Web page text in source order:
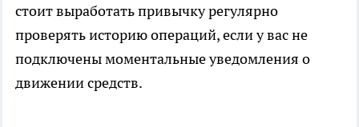
стоит выработать привычку регулярно
проверять историю операций, если у вас не
подключены моментальные уведомления о
движении средств.